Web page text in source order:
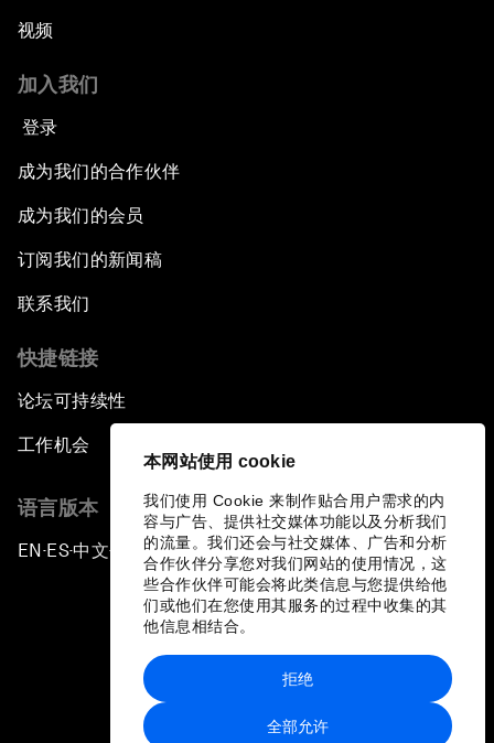
本网站使用 cookie
我们使用 Cookie 来制作贴合用户需求的内
容与广告、提供社交媒体功能以及分析我们
的流量。我们还会与社交媒体、广告和分析
合作伙伴分享您对我们网站的使用情况，这
些合作伙伴可能会将此类信息与您提供给他
们或他们在您使用其服务的过程中收集的其
他信息相结合。
全部允许
拒绝
视频
加入我们
登录
成为我们的合作伙伴
成为我们的会员
订阅我们的新闻稿
联系我们
快捷链接
论坛可持续性
工作机会
语言版本
EN ▪ES▪中文▪ 日本語